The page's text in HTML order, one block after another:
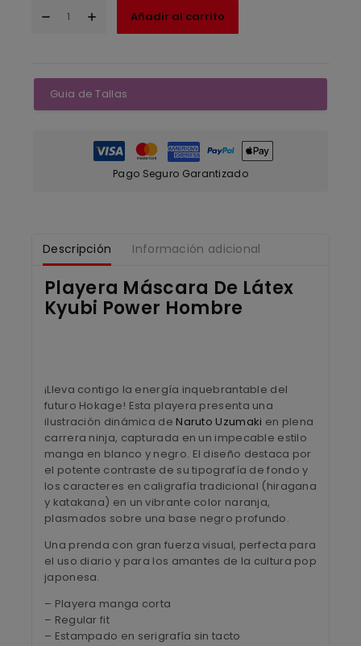
Añadir al carrito
Guia de Tallas
Pago Seguro Garantizado
Descripción Información adicional
Playera Máscara De Látex
Kyubi Power Hombre
¡Lleva contigo la energía inquebrantable del
futuro Hokage! Esta playera presenta una
ilustración dinámica de Naruto Uzumaki en plena
carrera ninja, capturada en un impecable estilo
manga en blanco y negro. El diseño destaca por
el potente contraste de su tipografía de fondo y
los caracteres en caligrafía tradicional (hiragana
y katakana) en un vibrante color naranja,
plasmados sobre una base negro profundo.
Una prenda con gran fuerza visual, perfecta para
el uso diario y para los amantes de la cultura pop
japonesa.
– Playera manga corta
– Regular fit
– Estampado en serigrafía sin tacto